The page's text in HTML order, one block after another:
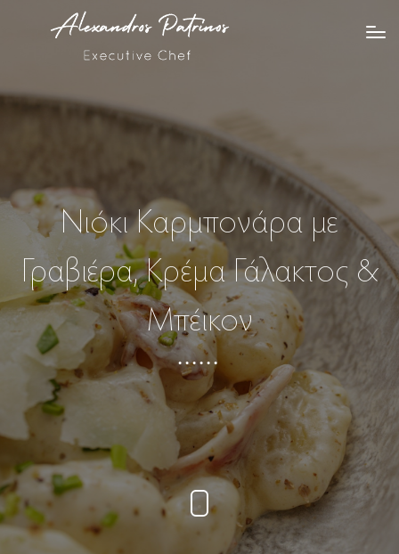
Νιόκι Καρμπονάρα με
Γραβιέρα, Κρέμα Γάλακτος &
Μπέικον